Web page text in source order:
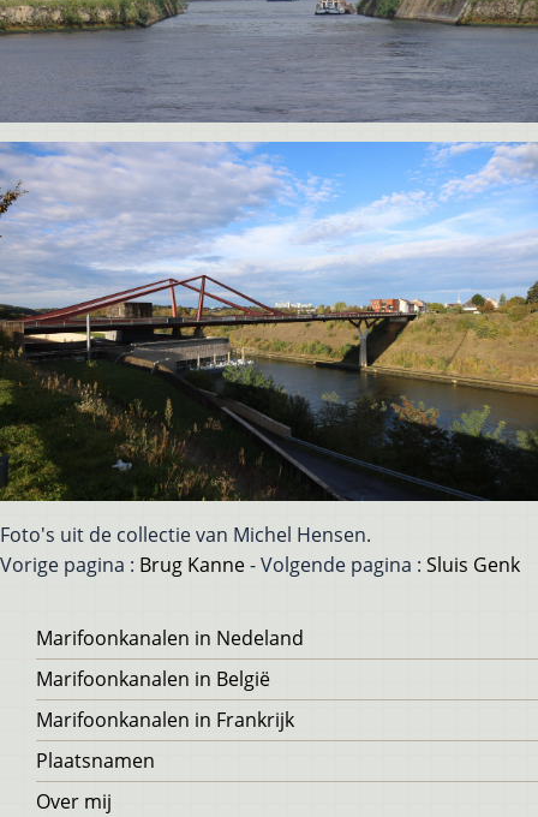
Foto's uit de collectie van Michel Hensen.
Vorige pagina : Brug Kanne- Volgende pagina : Sluis Genk
Voet
Marifoonkanalen in Nedeland
Marifoonkanalen in België
Marifoonkanalen in Frankrijk
Plaatsnamen
Over mij